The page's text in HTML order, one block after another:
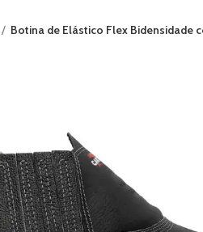
Botina de Elástico Flex Bidensidade